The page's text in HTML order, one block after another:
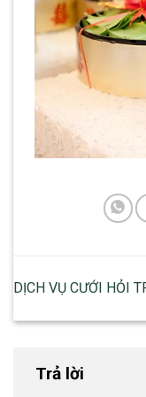
DỊCH VỤ CƯỚI HỎI
Trả lời